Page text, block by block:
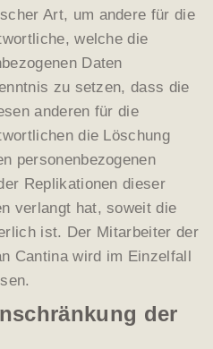
Art, um andere für die
welche die
Daten
zu setzen, dass die
anderen für die
die Löschung
personenbezogenen
Replikationen dieser
verlangt hat, soweit die
ist. Der Mitarbeiter der
Cantina wird im Einzelfall
der